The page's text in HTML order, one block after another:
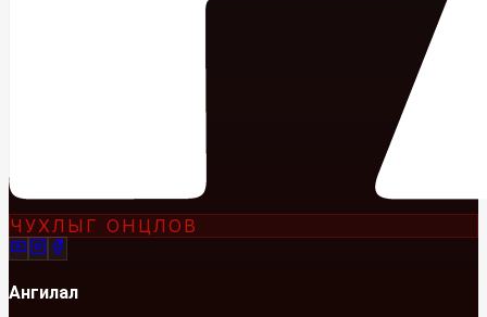
ЧУХЛЫГ ОНЦЛОВ
Ангилал